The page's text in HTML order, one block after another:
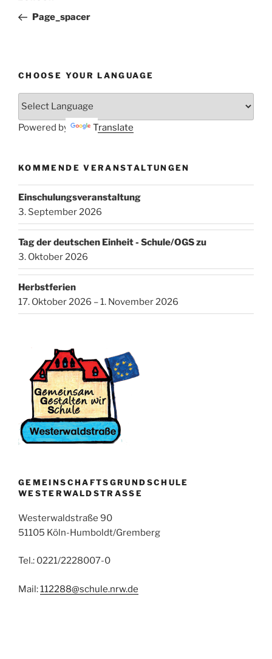
BeitragPage_spacer
CHOOSE YOUR LANGUAGE
Powered by Translate
KOMMENDE VERANSTALTUNGEN
Einschulungsveranstaltung
3. September 2026
Tag der deutschen Einheit - Schule/OGS zu
3. Oktober 2026
Herbstferien
17. Oktober 2026 – 1. November 2026
GEMEINSCHAFTSGRUNDSCHULE
WESTERWALDSTRASSE
Westerwaldstraße 90
51105 Köln-Humboldt/Gremberg
Tel.: 0221/2228007-0
Mail:112288@schule.nrw.de